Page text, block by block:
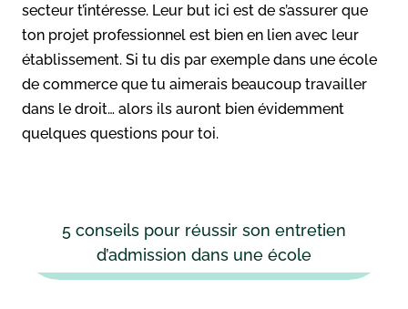
secteur t’intéresse. Leur but ici est de s’assurer que
ton projet professionnel est bien en lien avec leur
établissement. Si tu dis par exemple dans une école
de commerce que tu aimerais beaucoup travailler
dans le droit… alors ils auront bien évidemment
quelques questions pour toi.
5 conseils pour réussir son entretien
d’admission dans une école